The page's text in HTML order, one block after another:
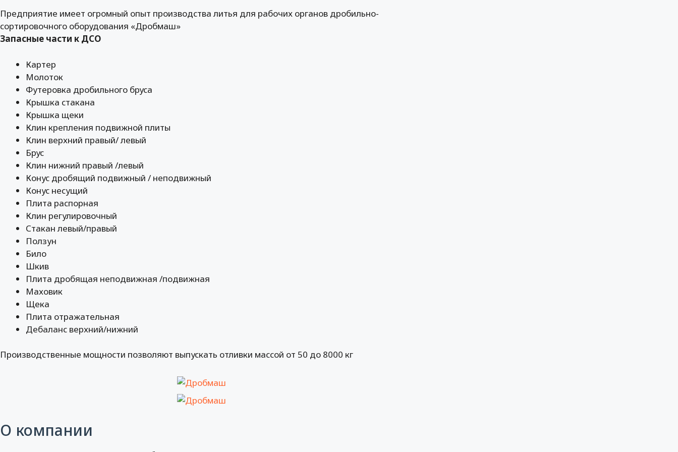
Предприятие имеет огромный опыт производства литья для рабочих органов дробильно-
сортировочного оборудования «Дробмаш»
Запасные части к ДСО
Картер
Молоток
Футеровка дробильного бруса
Крышка стакана
Крышка щеки
Клин крепления подвижной плиты
Клин верхний правый/ левый
Брус
Клин нижний правый /левый
Конус дробящий подвижный / неподвижный
Конус несущий
Плита распорная
Клин регулировочный
Стакан левый/правый
Ползун
Било
Шкив
Плита дробящая неподвижная /подвижная
Маховик
Щека
Плита отражательная
Дебаланс верхний/нижний
Производственные мощности позволяют выпускать отливки массой от 50 до 8000 кг
О компании